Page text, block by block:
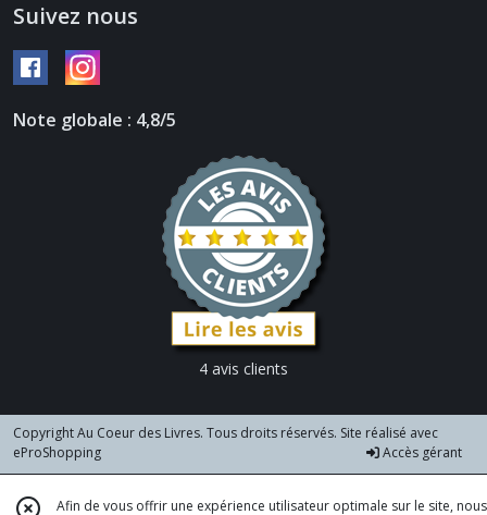
Suivez nous
Note globale : 4,8/5
4 avis clients
Copyright Au Coeur des Livres. Tous droits réservés. Site réalisé avec
eProShopping
Accès gérant
Afin de vous offrir une expérience utilisateur optimale sur le site, nous